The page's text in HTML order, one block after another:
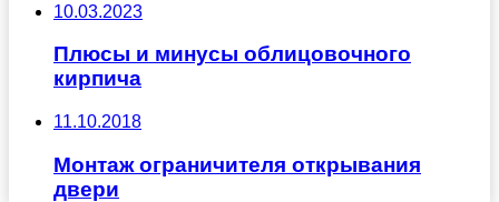
10.03.2023
Плюсы и минусы облицовочного
кирпича
11.10.2018
Монтаж ограничителя открывания
двери